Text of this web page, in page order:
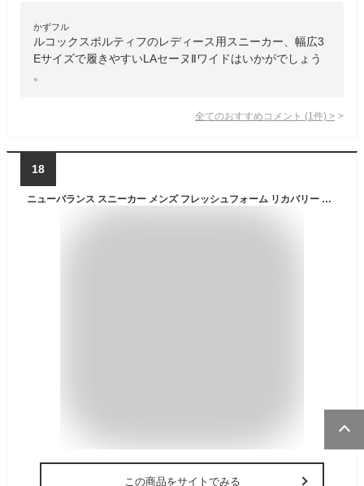
かずフル
ルコックスポルティフのレディース用スニーカー、幅広3
Eサイズで履きやすいLAセーヌⅡワイドはいかがでしょう
。
全てのおすすめコメント (1 件) >
18
ニューバランス スニーカー メンズ フレッシュフォーム リカバリー RCVRY new balance Fresh Foam RCVRY V4 トレーニング フットケア 洗濯機で丸洗い 洗える スリッポン
この商品をサイトでみる